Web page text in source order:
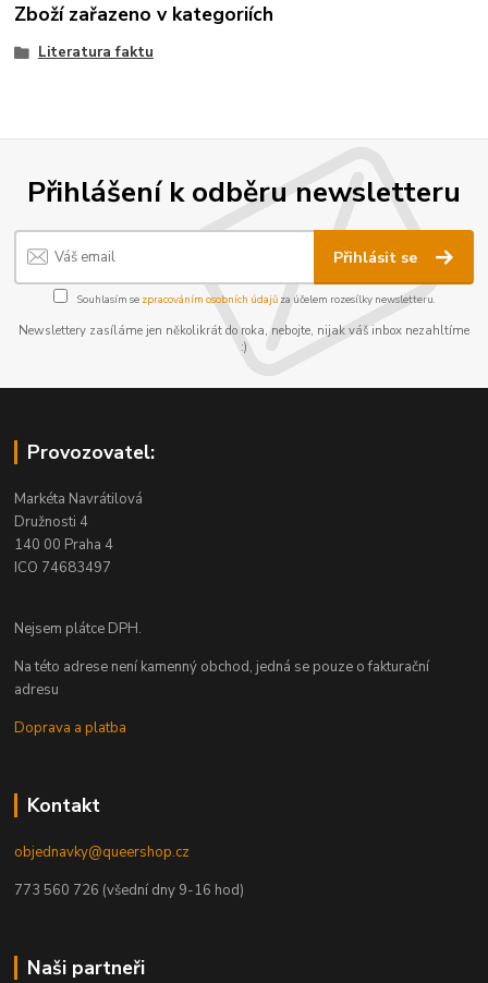
Zboží zařazeno v kategoriích
Literatura faktu
Přihlášení k odběru newsletteru
Přihlásit se
Souhlasím se zpracováním osobních údajůza účelem rozesílky newsletteru.
Newslettery zasíláme jen několikrát do roka, nebojte, nijak váš inbox nezahltíme
:)
Provozovatel:
Markéta Navrátilová
Družnosti 4
140 00 Praha 4
ICO 74683497
Nejsem plátce DPH.
Na této adrese není kamenný obchod, jedná se pouze o fakturační
adresu
Doprava a platba
Kontakt
objednavky@queershop.cz
773 560 726 (všední dny 9-16 hod)
Naši partneři